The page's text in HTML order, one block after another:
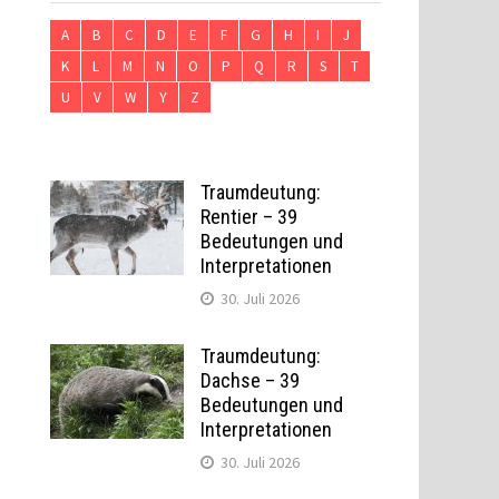
A B C D E F G H I
J
K
L M N O P Q R S
T
U
V W Y Z
Traumdeutung:
Rentier – 39
Bedeutungen und
Interpretationen
30. Juli 2026
Traumdeutung:
Dachse – 39
Bedeutungen und
Interpretationen
30. Juli 2026